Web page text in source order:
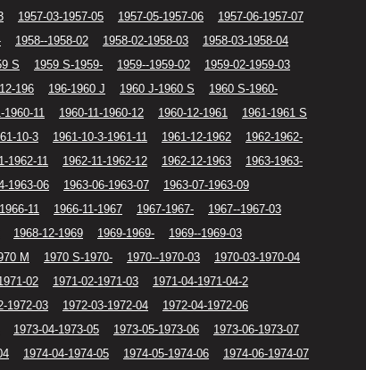
1957-03-1957-05 1957-05-1957-06
1957-06-1957-07
1958--1958-02 1958-02-1958-03
1958-03-1958-04
S 1959 S-1959- 1959--1959-02
1959-02-1959-03
196 196-1960 J 1960 J-1960 S
1960 S-1960-
1960-11 1960-11-1960-12 1960-12-1961
1961-1961 S
10-3 1961-10-3-1961-11 1961-12-1962
1962-1962-
1962-11 1962-11-1962-12 1962-12-1963
1963-1963-
1963-06 1963-06-1963-07
1963-07-1963-09
11 1966-11-1967 1967-1967-
1967--1967-03
1968-12-1969 1969-1969-
1969--1969-03
M 1970 S-1970- 1970--1970-03
1970-03-1970-04
02 1971-02-1971-03
1971-04-1971-04-2
1972-03 1972-03-1972-04
1972-04-1972-06
1973-04-1973-05 1973-05-1973-06
1973-06-1973-07
1974-04-1974-05 1974-05-1974-06
1974-06-1974-07